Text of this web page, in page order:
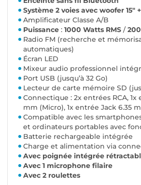
Système 2 voies avec woofer 15"
Amplificateur Classe A/B
Puissance : 1000 Watts RMS /
Radio FM (recherche et
automatiques)
Écran LED
Mixeur audio professionnel
Port USB (jusqu’à 32 Go)
Lecteur de carte mémoire SD
Connectique : 2x entrées RCA, 1x
mm (Micro), 1x entrée Jack 6.35
Compatible avec les
et ordinateurs portables avec
Batterie rechargeable intégrée
Charge et alimentation via
Avec poignée intégrée
Avec 1 microphone filaire
Avec 2 roulettes